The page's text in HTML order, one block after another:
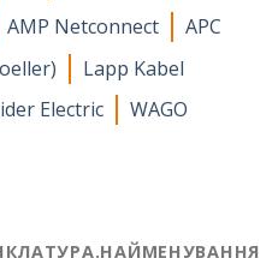
AMP Netconnect
APC
Lapp Kabel
Electric
WAGO